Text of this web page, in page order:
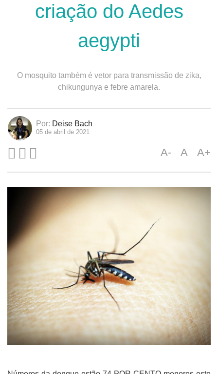
criação do Aedes
aegypti
O mosquito também é vetor para transmissão de zika,
chikungunya e febre amarela.
Por: Deise Bach
05 de abril de 2021
A- A A+